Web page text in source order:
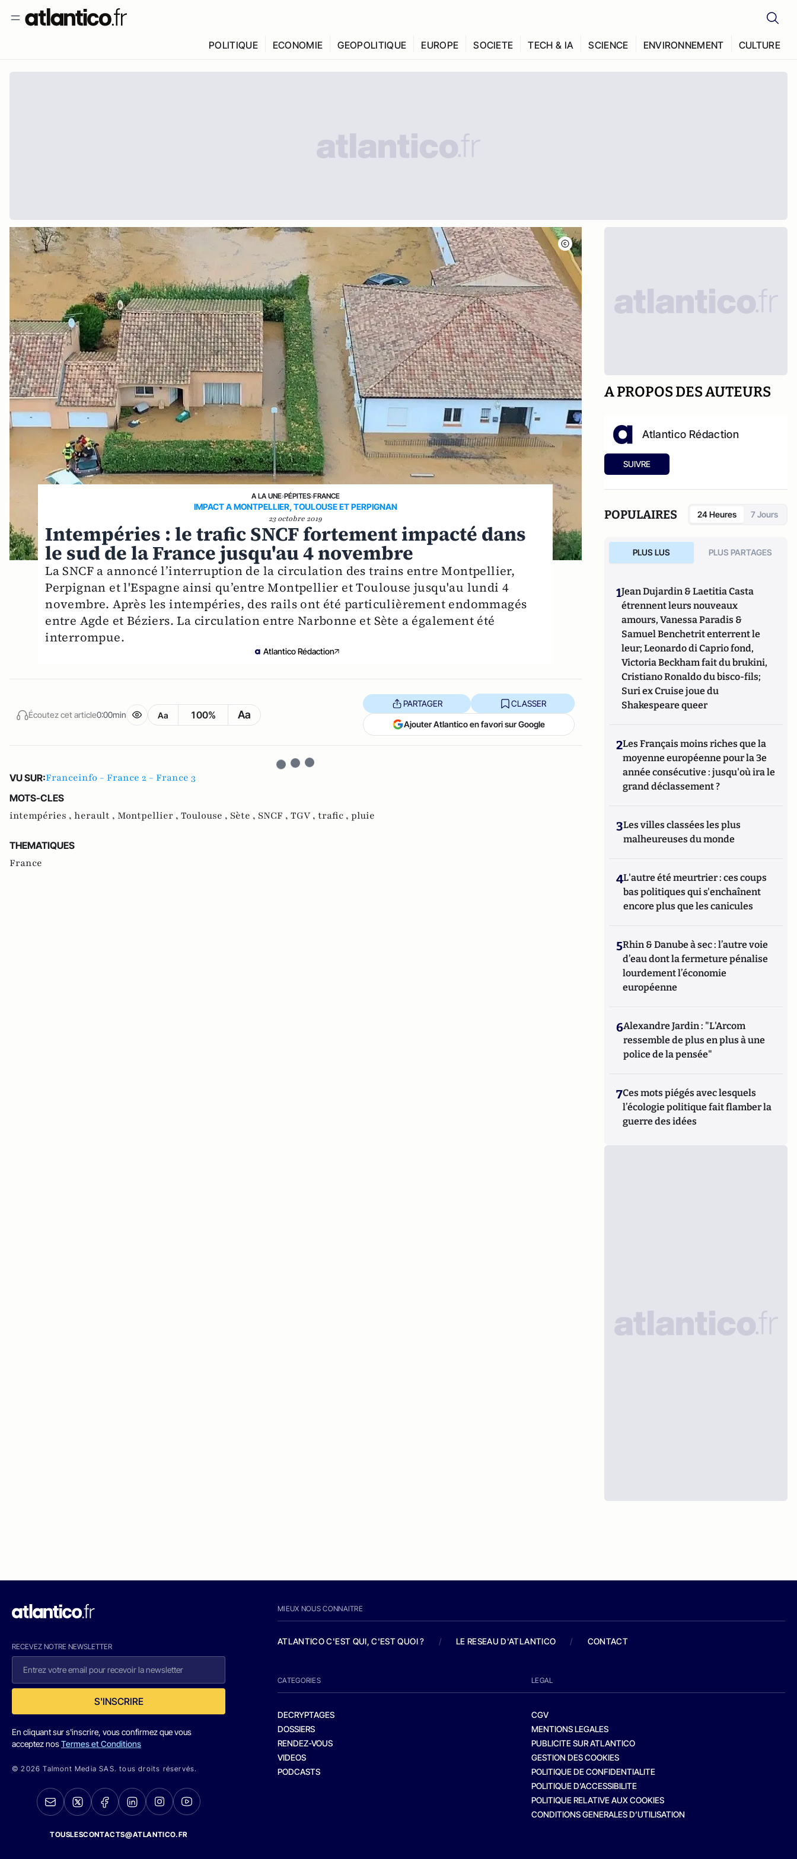
POLITIQUE ECONOMIE GEOPOLITIQUE EUROPE SOCIETE TECH & IA SCIENCE ENVIRONNEMENT CULTURE
A LA UNE›PÉPITES›FRANCE
IMPACT A MONTPELLIER, TOULOUSE ET PERPIGNAN
23 octobre 2019
Intempéries : le trafic SNCF fortement impacté dans
le sud de la France jusqu'au 4 novembre
La SNCF a annoncé l’interruption de la circulation des trains entre Montpellier,
Perpignan et l'Espagne ainsi qu’entre Montpellier et Toulouse jusqu'au lundi 4
novembre. Après les intempéries, des rails ont été particulièrement endommagés
entre Agde et Béziers. La circulation entre Narbonne et Sète a également été
interrompue.
Atlantico Rédaction
Écoutez cet article0:00min Aa 100% Aa
PARTAGER CLASSER
Ajouter Atlantico en favori sur Google
VU SUR:Franceinfo - France 2 - France 3
MOTS-CLES
intempéries , herault , Montpellier , Toulouse , Sète , SNCF , TGV , trafic , pluie
THEMATIQUES
France
A PROPOS DES AUTEURS
Atlantico Rédaction
SUIVRE
POPULAIRES 24 Heures 7 Jours
PLUS LUS PLUS PARTAGES
1Jean Dujardin & Laetitia Casta
étrennent leurs nouveaux
amours, Vanessa Paradis &
Samuel Benchetrit enterrent le
leur; Leonardo di Caprio fond,
Victoria Beckham fait du brukini,
Cristiano Ronaldo du bisco-fils;
Suri ex Cruise joue du
Shakespeare queer
2Les Français moins riches que la
moyenne européenne pour la 3e
année consécutive : jusqu'où ira le
grand déclassement ?
3Les villes classées les plus
malheureuses du monde
4L'autre été meurtrier : ces coups
bas politiques qui s'enchaînent
encore plus que les canicules
5Rhin & Danube à sec : l’autre voie
d’eau dont la fermeture pénalise
lourdement l’économie
européenne
6Alexandre Jardin : "L'Arcom
ressemble de plus en plus à une
police de la pensée"
7Ces mots piégés avec lesquels
l’écologie politique fait flamber la
guerre des idées
RECEVEZ NOTRE NEWSLETTER
S'INSCRIRE
En cliquant sur s'inscrire, vous confirmez que vous
acceptez nosTermes et Conditions
© 2026 Talmont Media SAS. tous droits réservés.
TOUSLESCONTACTS@ATLANTICO.FR
MIEUX NOUS CONNAITRE
ATLANTICO C'EST QUI, C'EST QUOI ? / LE RESEAU D'ATLANTICO / CONTACT
CATEGORIES
DECRYPTAGES
DOSSIERS
RENDEZ-VOUS
VIDEOS
PODCASTS
LEGAL
CGV
MENTIONS LEGALES
PUBLICITE SUR ATLANTICO
GESTION DES COOKIES
POLITIQUE DE CONFIDENTIALITE
POLITIQUE D’ACCESSIBILITE
POLITIQUE RELATIVE AUX COOKIES
CONDITIONS GENERALES D’UTILISATION